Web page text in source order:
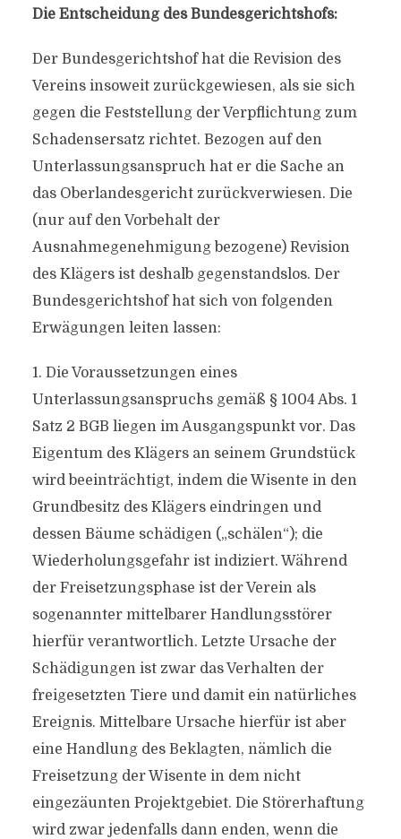
Die Entscheidung des Bundesgerichtshofs:
Der Bundesgerichtshof hat die Revision des
Vereins insoweit zurückgewiesen, als sie sich
gegen die Feststellung der Verpflichtung zum
Schadensersatz richtet. Bezogen auf den
Unterlassungsanspruch hat er die Sache an
das Oberlandesgericht zurückverwiesen. Die
(nur auf den Vorbehalt der
Ausnahmegenehmigung bezogene) Revision
des Klägers ist deshalb gegenstandslos. Der
Bundesgerichtshof hat sich von folgenden
Erwägungen leiten lassen:
1. Die Voraussetzungen eines
Unterlassungsanspruchs gemäß § 1004 Abs. 1
Satz 2 BGB liegen im Ausgangspunkt vor. Das
Eigentum des Klägers an seinem Grundstück
wird beeinträchtigt, indem die Wisente in den
Grundbesitz des Klägers eindringen und
dessen Bäume schädigen („schälen“); die
Wiederholungsgefahr ist indiziert. Während
der Freisetzungsphase ist der Verein als
sogenannter mittelbarer Handlungsstörer
hierfür verantwortlich. Letzte Ursache der
Schädigungen ist zwar das Verhalten der
freigesetzten Tiere und damit ein natürliches
Ereignis. Mittelbare Ursache hierfür ist aber
eine Handlung des Beklagten, nämlich die
Freisetzung der Wisente in dem nicht
eingezäunten Projektgebiet. Die Störerhaftung
wird zwar jedenfalls dann enden, wenn die